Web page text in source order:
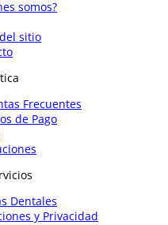
somos?
sitio
Frecuentes
de Pago
Dentales
y Privacidad